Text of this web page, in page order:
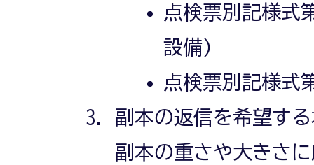
点検票別記様式
設備)
点検票別記様式
副本の返信を希望す
副本の重さや大きさ